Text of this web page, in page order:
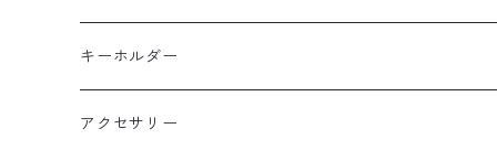
上信越・尾瀬・日光・北関東
北アルプス
ポリエステル
Performance Art Wear
キーホルダー
アクセサリー